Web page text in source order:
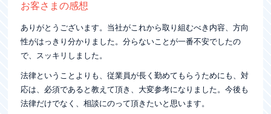
お客さまの感想
ありがとうございます。当社がこれから取り組むべき内容、方向
性がはっきり分かりました。分らないことが一番不安でしたの
で、スッキリしました。
法律ということよりも、従業員が長く勤めてもらうためにも、対
応は、必須であると教えて頂き、大変参考になりました。今後も
法律だけでなく、相談にのって頂きたいと思います。